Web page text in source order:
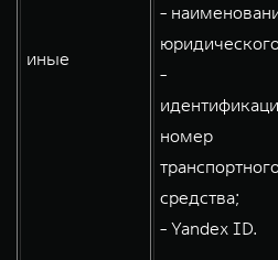
иные
-
-
номер
средства;
- Yandex ID.